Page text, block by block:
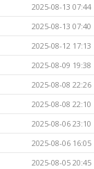
2025-08-13 07:44
2025-08-13 07:40
2025-08-12 17:13
2025-08-09 19:38
2025-08-08 22:26
2025-08-08 22:10
2025-08-06 23:10
2025-08-06 16:05
2025-08-05 20:45